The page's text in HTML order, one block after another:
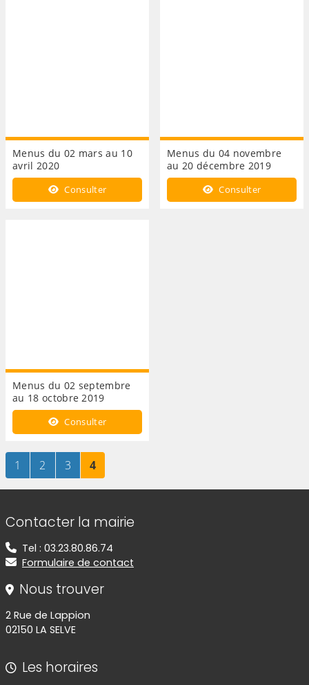
Menus du 02 mars au 10
avril 2020
Consulter
Menus du 04 novembre
au 20 décembre 2019
Consulter
Menus du 02 septembre
au 18 octobre 2019
Consulter
Page
1 sur 4Page
2 sur 4Page
3sur 4Page
4sur 4
Informations de contact
Contacter la mairie
Tel : 03.23.80.86.74
Formulaire de contact
Nous trouver
2 Rue de Lappion
02150 LA SELVE
Les horaires